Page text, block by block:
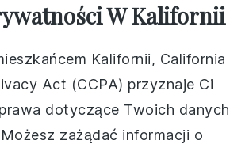
W Kalifornii
Kalifornii, California
Act (CCPA) przyznaje Ci
dotyczące Twoich danych
zażądać informacji o